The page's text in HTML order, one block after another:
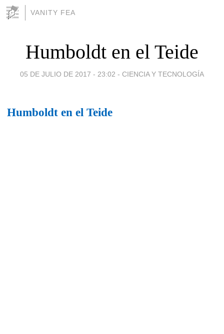
VANITY FEA
Humboldt en el Teide
05 DE JULIO DE 2017 - 23:02 - CIENCIA Y TECNOLOGÍA
Humboldt en el Teide